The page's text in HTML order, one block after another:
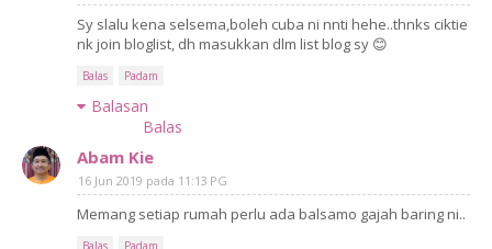
Sy slalu kena selsema,boleh cuba ni nnti hehe..thnks ciktie
nk join bloglist, dh masukkan dlm list blog sy 😊
Balas Padam
Balasan
Balas
Abam Kie
16 Jun 2019 pada 11:13 PG
Memang setiap rumah perlu ada balsamo gajah baring ni..
Balas Padam